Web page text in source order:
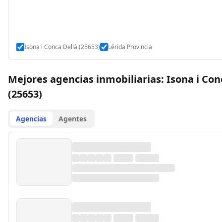
Isona i Conca Dellà (25653) Lérida Provincia
Mejores agencias inmobiliarias: Isona i
(25653)
Agencias Agentes